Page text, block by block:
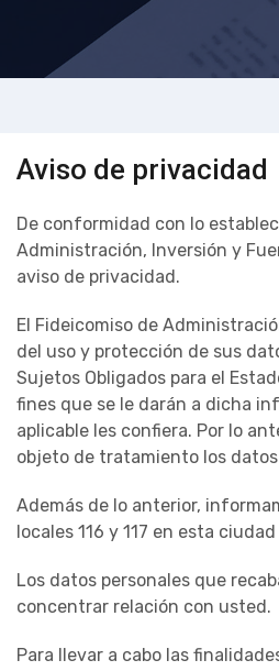
Aviso de privacidad
De conformidad con lo
Administración, Inversión y
aviso de privacidad.
El Fideicomiso de
del uso y protección de sus
Sujetos Obligados para el
fines que se le darán a dicha
aplicable les confiera. Por lo
objeto de tratamiento los
Además de lo anterior,
locales 116 y 117 en esta
Los datos personales que
concentrar relación con usted.
Para llevar a cabo las